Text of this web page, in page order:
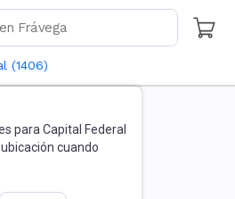
(1406)
para Capital Federal
cuando